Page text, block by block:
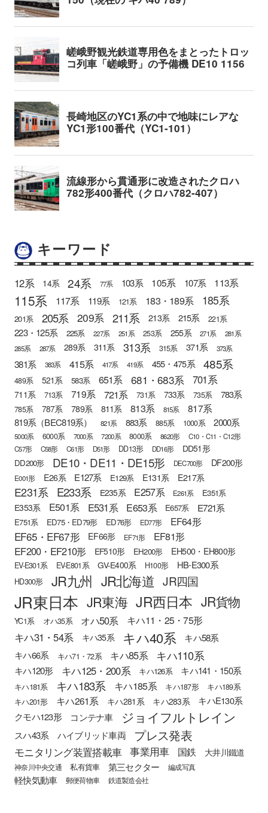
キーワード
12系 14系 24系 77系 103系 105系 107系 113系
115系 117系 119系 121系 183・189系 185系
201系 205系 209系 211系 213系 215系 221系
223・125系 225系 227系 251系 253系 255系 271系
281系
285系
287系 289系 311系 313系 315系 371系 373系
381系 383系 415系 417系 419系 455・475系 485系
489系 521系 583系 651系 681・683系 701系
711系 713系 719系 721系 731系 733系 735系 783系
785系 787系 789系 811系 813系 815系 817系
819系（BEC819系） 821系 883系 885系 1000系 2000系
5000系 6000系 7000系 7200系 8000系 8620形
C10・C11・C12形
C57形
C58形 C61形 D51形 DD13形 DD16形 DD51形
DD200形 DE10・DE11・DE15形 DEC700形 DF200形
E001形 E26系 E127系 E129系 E131系 E217系
E231系 E233系 E235系 E257系 E261系 E351系
E353系 E501系 E531系 E653系 E657系 E721系
E751系 ED75・ED79形 ED76形 ED77形 EF64形
EF65・EF67形 EF66形 EF71形
EF81形
EF200・EF210形
EF510形 EH200形 EH500・EH800形
EV-E301系 EV-E801系 GV-E400系 H100形 HB-E300系
HD300形 JR九州 JR北海道 JR四国
JR東日本 JR東海 JR西日本 JR貨物
YC1系 オハ35系 オハ50系 キハ11・25・75形
キハ31・54系 キハ35系 キハ40系 キハ58系
キハ66系 キハ71・72系 キハ85系 キハ110系
キハ120形 キハ125・200系 キハ126系 キハ141・150系
キハ181系 キハ183系 キハ185系 キハ187形
キハ189系
キハ201形
キハ261系 キハ281系 キハ283系
キハE130系
クモハ123形
コンテナ車 ジョイフルトレイン
スハ43系 ハイブリッド車両 プレス発表
モニタリング装置搭載車 事業用車 国鉄 大井川鐵道
神奈川中央交通 私有貨車 第三セクター 編成写真
軽快気動車 郵便荷物車 鉄道製造会社